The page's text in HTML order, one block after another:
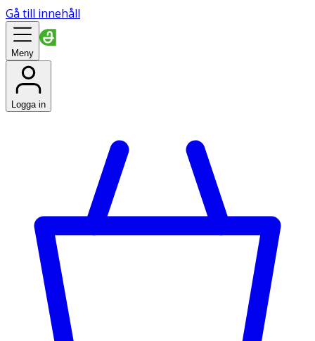
Gå till innehåll
Meny
Logga in